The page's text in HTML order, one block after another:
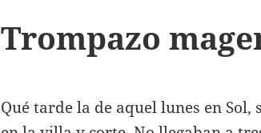
Trompazo
Qué tarde la de aquel lunes en